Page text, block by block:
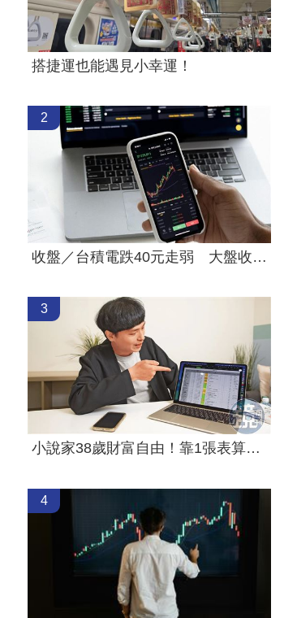
搭捷運也能遇見小幸運！
2
收盤／台積電跌40元走弱 大盤收黑214點
3
小說家38歲財富自由！靠1張表算出退休金
4